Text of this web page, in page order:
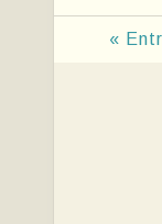
«